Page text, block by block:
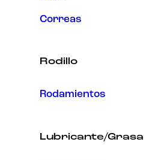
Correas
Rodillo
Rodamientos
Lubricante/Grasa